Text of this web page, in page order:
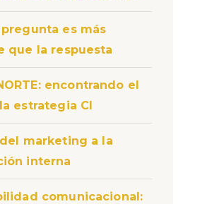
es más
que la respuesta
encontrando el
estrategia CI
marketing a la
interna
comunicacional: